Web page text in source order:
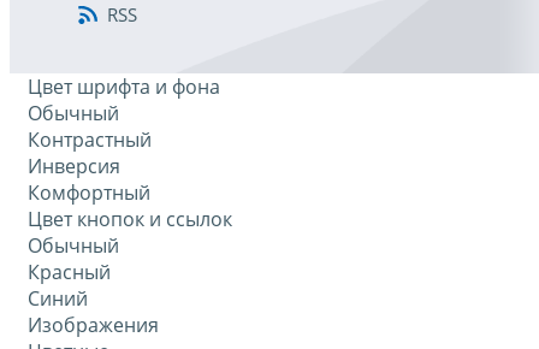
RSS
Цвет шрифта и фона
Обычный
Контрастный
Инверсия
Комфортный
Цвет кнопок и ссылок
Обычный
Красный
Синий
Изображения